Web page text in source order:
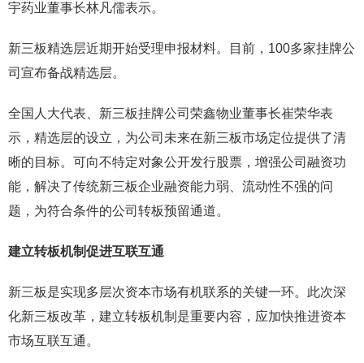
宇药业董事长林凡儒表示。
新三板精选层近期开始受理申报材料。目前，100多家挂牌公
司宣布备战精选层。
全国人大代表、新三板挂牌公司荣鑫物业董事长崔荣华表
示，精选层的设立，为公司未来在新三板市场定位提供了清
晰的目标。可向不特定对象公开发行股票，增强公司融资功
能，解决了传统新三板企业融资能力弱、流动性不强的问
题，为符合条件的公司转板预留通道。
建立转板机制促进互联互通
新三板是实现多层次资本市场有机联系的关键一环。此次深
化新三板改革，建立转板机制是重要内容，应加快推进资本
市场互联互通。